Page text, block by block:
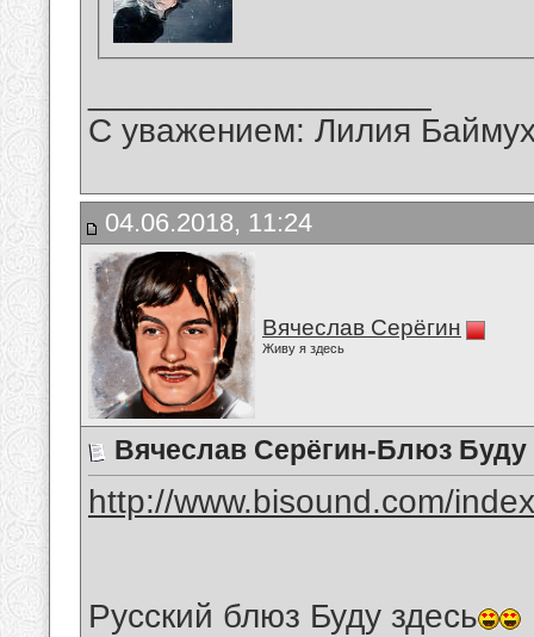
С уважением: Лилия
04.06.2018, 11:24
Вячеслав Серёгин
Живу я здесь
Вячеслав Серёгин-Блюз Буду
http://www.bisound.com/
Русский блюз Буду здесь